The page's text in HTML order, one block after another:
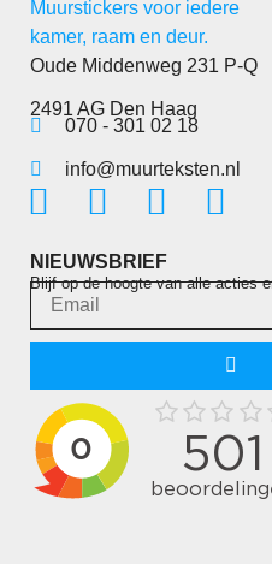
Oude Middenweg 231 P-Q
2491 AG Den Haag
070 - 301 02 18
info@muurteksten.nl
NIEUWSBRIEF
Blijf op de hoogte van alle acties